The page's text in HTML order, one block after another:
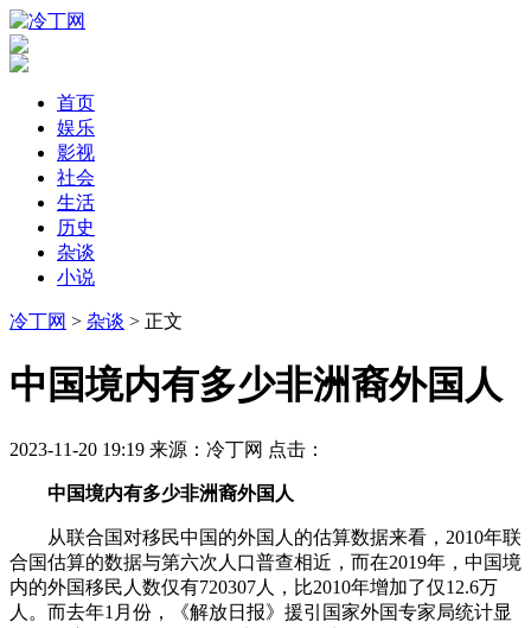
首页
娱乐
影视
社会
生活
历史
杂谈
小说
冷丁网 > 杂谈 > 正文
​中国境内有多少非洲裔外国人
2023-11-20 19:19 来源：冷丁网 点击：
中国境内有多少非洲裔外国人
从联合国对移民中国的外国人的估算数据来看，2010年联
合国估算的数据与第六次人口普查相近，而在2019年，中国境
内的外国移民人数仅有720307人，比2010年增加了仅12.6万
人。而去年1月份，《解放日报》援引国家外国专家局统计显